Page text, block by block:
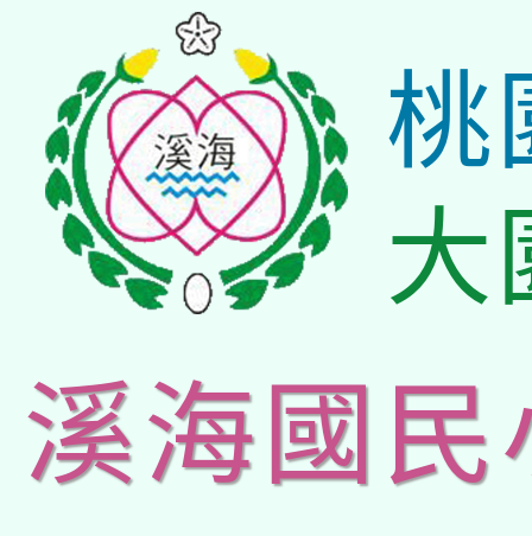
桃
大
溪海國民